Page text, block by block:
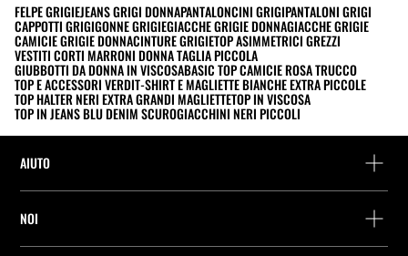
FELPE GRIGIEJEANS GRIGI DONNAPANTALONCINI GRIGIPANTALONI GRIGI
CAPPOTTI GRIGIGONNE GRIGIEGIACCHE GRIGIE DONNAGIACCHE GRIGIE
CAMICIE GRIGIE DONNACINTURE GRIGIETOP ASIMMETRICI GREZZI
VESTITI CORTI MARRONI DONNA TAGLIA PICCOLA
GIUBBOTTI DA DONNA IN VISCOSABASIC TOP CAMICIE ROSA TRUCCO
TOP E ACCESSORI VERDIT-SHIRT E MAGLIETTE BIANCHE EXTRA PICCOLE
TOP HALTER NERI EXTRA GRANDI MAGLIETTETOP IN VISCOSA
TOP IN JEANS BLU DENIM SCUROGIACCHINI NERI PICCOLI
AIUTO
Rintraccia il tuo ordine
NOI